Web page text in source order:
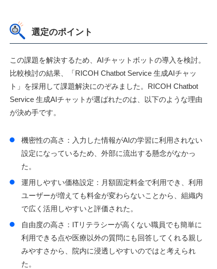
選定のポイント
この課題を解決するため、AIチャットボットの導入を検討。
比較検討の結果、「RICOH Chatbot Service 生成AIチャッ
ト」を採用して課題解決にのぞみました。RICOH Chatbot
Service 生成AIチャットが選ばれたのは、以下のような理由
が決め手です。
機密性の高さ：入力した情報がAIの学習に利用されない
設定になっているため、外部に流出する懸念がなかっ
た。
運用しやすい価格設定：月額固定料金で利用でき、利用
ユーザーが増えても料金が変わらないことから、組織内
で広く活用しやすいと評価された。
自由度の高さ：ITリテラシーが高くない職員でも簡単に
利用できる点や医療以外の質問にも回答してくれる親し
みやすさから、院内に浸透しやすいのではと考えられ
た。